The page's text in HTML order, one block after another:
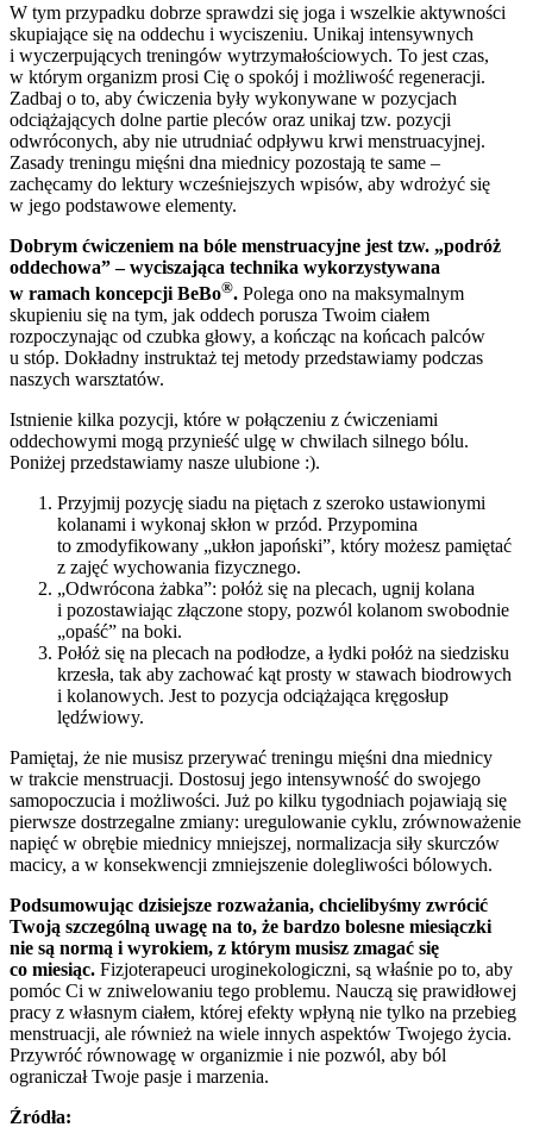
W tym przypadku dobrze sprawdzi się joga i wszelkie aktywności
skupiające się na oddechu i wyciszeniu. Unikaj intensywnych
i wyczerpujących treningów wytrzymałościowych. To jest czas,
w którym organizm prosi Cię o spokój i możliwość regeneracji.
Zadbaj o to, aby ćwiczenia były wykonywane w pozycjach
odciążających dolne partie pleców oraz unikaj tzw. pozycji
odwróconych, aby nie utrudniać odpływu krwi menstruacyjnej.
Zasady treningu mięśni dna miednicy pozostają te same –
zachęcamy do lektury wcześniejszych wpisów, aby wdrożyć się
w jego podstawowe elementy.
Dobrym ćwiczeniem na bóle menstruacyjne jest tzw. „podróż
oddechowa” – wyciszająca technika wykorzystywana
w ramach koncepcji BeBo®. Polega ono na maksymalnym
skupieniu się na tym, jak oddech porusza Twoim ciałem
rozpoczynając od czubka głowy, a kończąc na końcach palców
u stóp. Dokładny instruktaż tej metody przedstawiamy podczas
naszych warsztatów.
Istnienie kilka pozycji, które w połączeniu z ćwiczeniami
oddechowymi mogą przynieść ulgę w chwilach silnego bólu.
Poniżej przedstawiamy nasze ulubione :).
Przyjmij pozycję siadu na piętach z szeroko ustawionymi
kolanami i wykonaj skłon w przód. Przypomina
to zmodyfikowany „ukłon japoński”, który możesz pamiętać
z zajęć wychowania fizycznego.
„Odwrócona żabka”: połóż się na plecach, ugnij kolana
i pozostawiając złączone stopy, pozwól kolanom swobodnie
„opaść” na boki.
Połóż się na plecach na podłodze, a łydki połóż na siedzisku
krzesła, tak aby zachować kąt prosty w stawach biodrowych
i kolanowych. Jest to pozycja odciążająca kręgosłup
lędźwiowy.
Pamiętaj, że nie musisz przerywać treningu mięśni dna miednicy
w trakcie menstruacji. Dostosuj jego intensywność do swojego
samopoczucia i możliwości. Już po kilku tygodniach pojawiają się
pierwsze dostrzegalne zmiany: uregulowanie cyklu, zrównoważenie
napięć w obrębie miednicy mniejszej, normalizacja siły skurczów
macicy, a w konsekwencji zmniejszenie dolegliwości bólowych.
Podsumowując dzisiejsze rozważania, chcielibyśmy zwrócić
Twoją szczególną uwagę na to, że bardzo bolesne miesiączki
nie są normą i wyrokiem, z którym musisz zmagać się
co miesiąc. Fizjoterapeuci uroginekologiczni, są właśnie po to, aby
pomóc Ci w zniwelowaniu tego problemu. Nauczą się prawidłowej
pracy z własnym ciałem, której efekty wpłyną nie tylko na przebieg
menstruacji, ale również na wiele innych aspektów Twojego życia.
Przywróć równowagę w organizmie i nie pozwól, aby ból
ograniczał Twoje pasje i marzenia.
Źródła: